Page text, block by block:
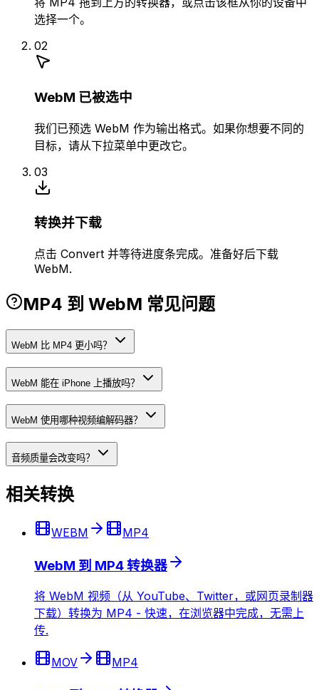
选择一个。
02
WebM 已被选中
我们已预选 WebM 作为输出格式。如果你想要不同的
目标，请从下拉菜单中更改它。
03
转换并下载
点击 Convert 并等待进度条完成。准备好后下载
WebM.
MP4 到 WebM 常见问题
WebM 比 MP4 更小吗？
WebM 能在 iPhone 上播放吗？
WebM 使用哪种视频编解码器？
音频质量会改变吗？
相关转换
WEBM MP4
WebM 到 MP4 转换器
将 WebM 视频（从 YouTube、Twitter，或网页录制器
下载）转换为 MP4 - 快速，在浏览器中完成，无需上
传.
MOV MP4